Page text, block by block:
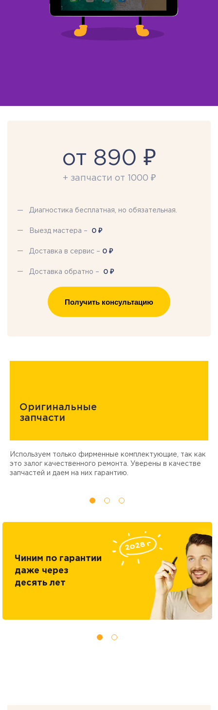
от 890 ₽
+ запчасти от 1000 ₽
Диагностика бесплатная, но обязательная.
Выезд мастера – 0 ₽
Доставка в сервис – 0 ₽
Доставка обратно – 0 ₽
Получить консультацию
Оригинальные
запчасти
Используем только фирменные комплектующие, так как
это залог качественного ремонта. Уверены в качестве
запчастей и даем на них гарантию.
Чиним по гарантии
даже через
десять лет